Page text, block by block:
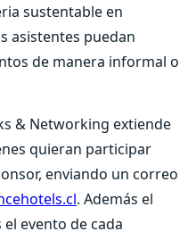
sustentable en
asistentes puedan
de manera informal o
& Networking extiende
quieran participar
enviando un correo
. Además el
evento de cada